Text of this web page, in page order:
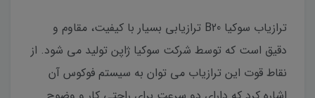
ترازیاب سوکیا B20 ترازیابی بسیار با کیفیت، مقاوم و
دقیق است که توسط شرکت سوکیا ژاپن تولید می شود. از
نقاط قوت این ترازیاب می توان به سیستم فوکوس آن